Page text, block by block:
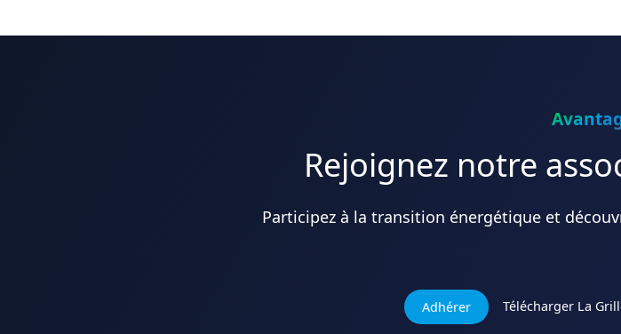
Rejoignez notre
Participez à la transition énergétique et
Adhérer Télécharger La